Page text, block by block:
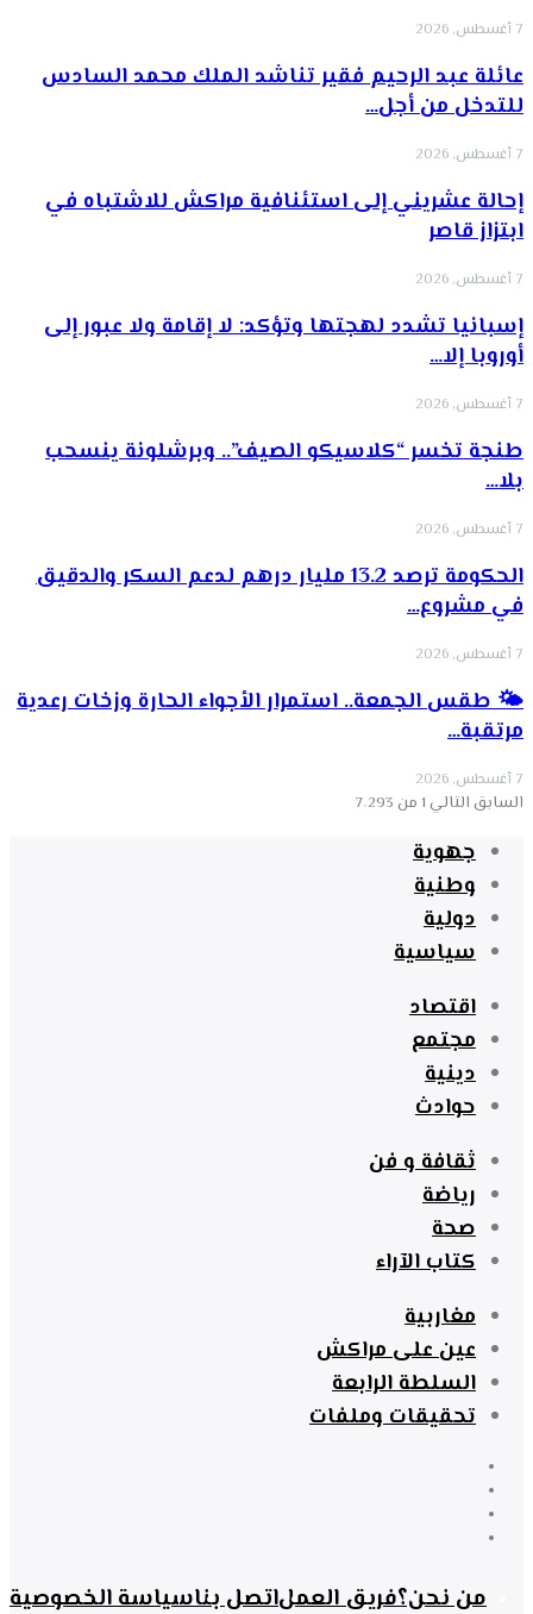
7 أغسطس, 2026
عائلة عبد الرحيم فقير تناشد الملك محمد السادس
للتدخل من أجل…
7 أغسطس, 2026
إحالة عشريني إلى استئنافية مراكش للاشتباه في
ابتزاز قاصر
7 أغسطس, 2026
إسبانيا تشدد لهجتها وتؤكد: لا إقامة ولا عبور إلى
أوروبا إلا…
7 أغسطس, 2026
طنجة تخسر “كلاسيكو الصيف”.. وبرشلونة ينسحب
بلا…
7 أغسطس, 2026
الحكومة ترصد 13.2 مليار درهم لدعم السكر والدقيق
في مشروع…
7 أغسطس, 2026
🌤️ طقس الجمعة.. استمرار الأجواء الحارة وزخات رعدية
مرتقبة…
7 أغسطس, 2026
السابق التالي 1 من 7٬293
جهوية
وطنية
دولية
سياسية
اقتصاد
مجتمع
دينية
حوادث
ثقافة و فن
رياضة
صحة
كتاب الآراء
مغاربية
عين على مراكش
السلطة الرابعة
تحقيقات وملفات
من نحن؟فريق العملاتصل بناسياسة الخصوصية